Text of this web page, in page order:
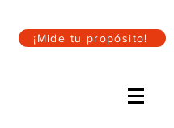
¡Mide tu propósito!